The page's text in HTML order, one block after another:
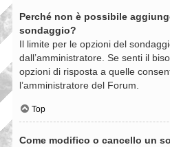
Perché non è possibile
sondaggio?
Il limite per le opzioni del
dall’amministratore. Se senti il
opzioni di risposta a quelle
l’amministratore del Forum.
Top
Come modifico o cancello un